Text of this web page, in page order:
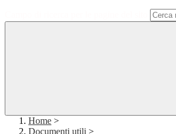
Home >
Documenti utili >